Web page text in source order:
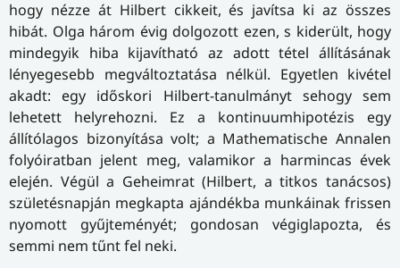
hogy nézze át Hilbert cikkeit, és javítsa ki az összes
hibát. Olga három évig dolgozott ezen, s kiderült, hogy
mindegyik hiba kijavítható az adott tétel állításának
lényegesebb megváltoztatása nélkül. Egyetlen kivétel
akadt: egy időskori Hilbert-tanulmányt sehogy sem
lehetett helyrehozni. Ez a kontinuumhipotézis egy
állítólagos bizonyítása volt; a Mathematische Annalen
folyóiratban jelent meg, valamikor a harmincas évek
elején. Végül a Geheimrat (Hilbert, a titkos tanácsos)
születésnapján megkapta ajándékba munkáinak frissen
nyomott gyűjteményét; gondosan végiglapozta, és
semmi nem tűnt fel neki.